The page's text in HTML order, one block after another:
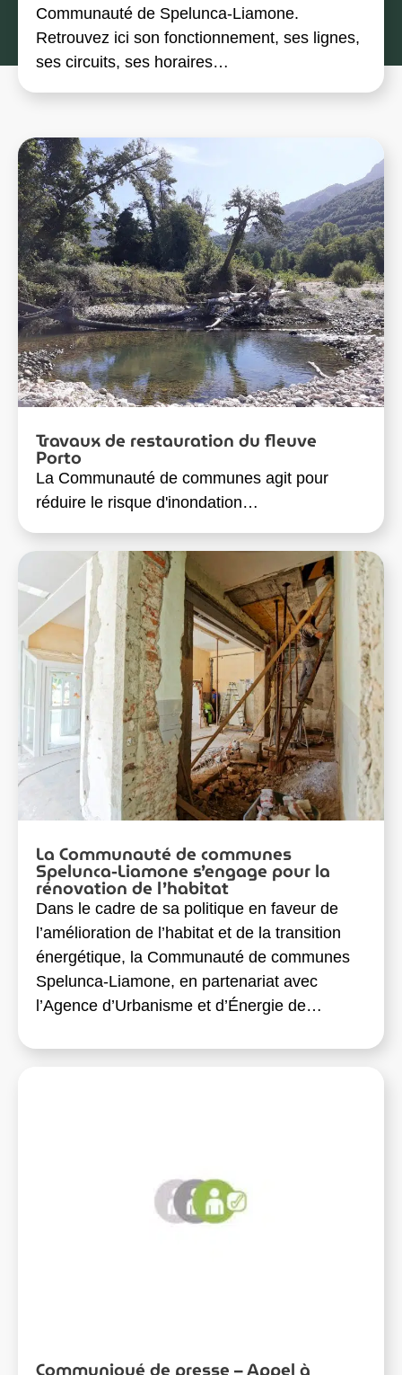
Communauté de Spelunca-Liamone.
Retrouvez ici son fonctionnement, ses lignes,
ses circuits, ses horaires…
Travaux de restauration du fleuve
Porto
La Communauté de communes agit pour
réduire le risque d'inondation…
La Communauté de communes
Spelunca-Liamone s’engage pour la
rénovation de l’habitat
Dans le cadre de sa politique en faveur de
l’amélioration de l’habitat et de la transition
énergétique, la Communauté de communes
Spelunca-Liamone, en partenariat avec
l’Agence d’Urbanisme et d’Énergie de…